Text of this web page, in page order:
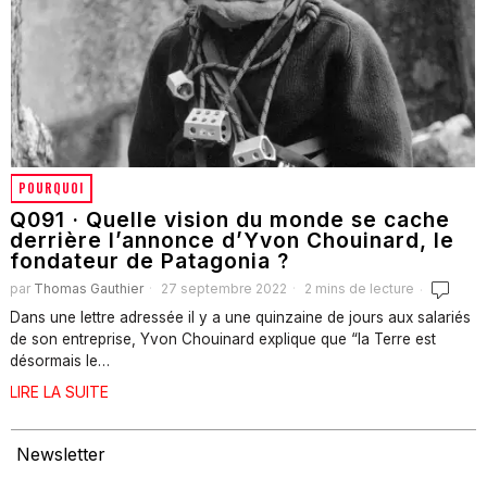
POURQUOI
Q091 · Quelle vision du monde se cache
derrière l’annonce d’Yvon Chouinard, le
fondateur de Patagonia ?
par Thomas Gauthier 27 septembre 2022 2 mins de lecture
Dans une lettre adressée il y a une quinzaine de jours aux salariés
de son entreprise, Yvon Chouinard explique que “la Terre est
désormais le…
LIRE LA SUITE
Newsletter